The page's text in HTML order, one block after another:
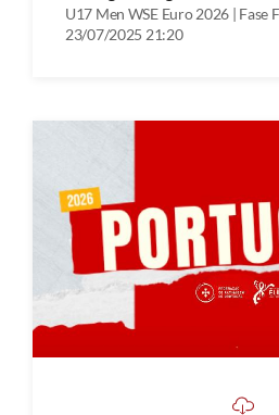
U17 Men WSE Euro 2026 | Fase
23/07/2025 21:20